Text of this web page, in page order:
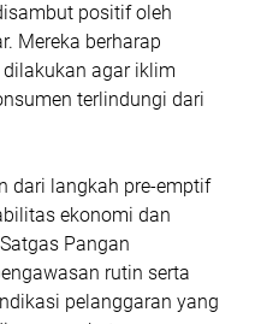
positif oleh
Mereka berharap
agar iklim
terlindungi dari
dari langkah pre-emptif
ekonomi dan
Pangan
rutin serta
pelanggaran yang